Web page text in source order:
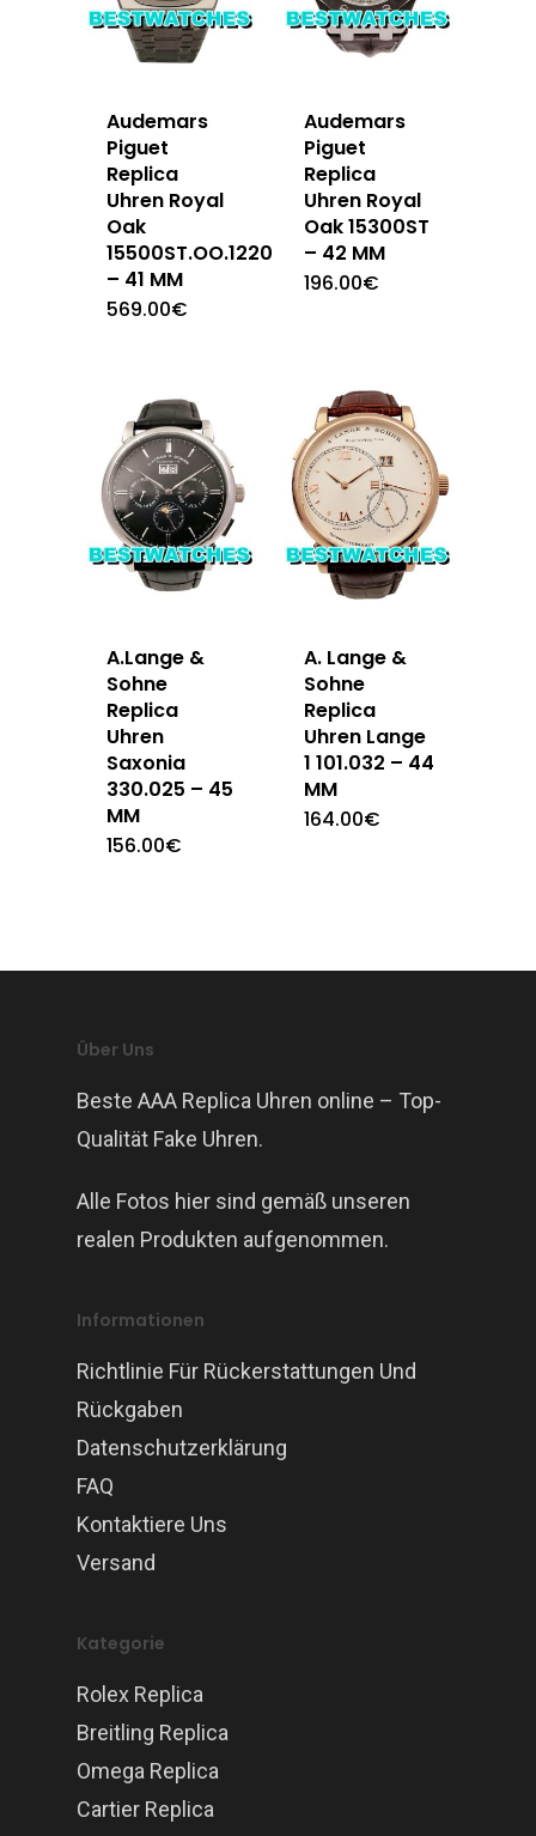
Audemars
Piguet
Replica
Uhren Royal
Oak
15500ST.OO.1220ST.04
– 41 MM
569.00€
Audemars
Piguet
Replica
Uhren Royal
Oak 15300ST
– 42 MM
196.00€
A.Lange &
Sohne
Replica
Uhren
Saxonia
330.025 – 45
MM
156.00€
A. Lange &
Sohne
Replica
Uhren Lange
1 101.032 – 44
MM
164.00€
Über Uns
Beste AAA Replica Uhren online – Top-
Qualität Fake Uhren.
Alle Fotos hier sind gemäß unseren
realen Produkten aufgenommen.
Informationen
Richtlinie Für Rückerstattungen Und
Rückgaben
Datenschutzerklärung
FAQ
Kontaktiere Uns
Versand
Kategorie
Rolex Replica
Breitling Replica
Omega Replica
Cartier Replica